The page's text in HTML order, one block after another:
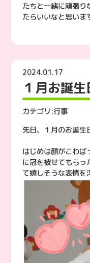
たちと一緒に頑張り
たらいいなと思いま
2024.01.17
１月お誕
カテゴリ:行事
先日、１月のお誕
はじめは顔がこわば
に冠を被せてもらっ
て嬉しそうな表情を